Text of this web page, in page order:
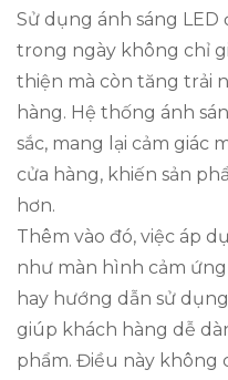
Sử dụng ánh sáng
trong ngày không chỉ
thiện mà còn tăng trải
hàng. Hệ thống ánh
sắc, mang lại cảm giác
cửa hàng, khiến sản
hơn.
Thêm vào đó, việc áp
như màn hình cảm
hay hướng dẫn sử
giúp khách hàng dễ
phẩm. Điều này không